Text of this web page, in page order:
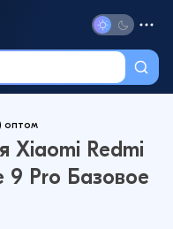
оптом
Xiaomi Redmi
9 Pro Базовое